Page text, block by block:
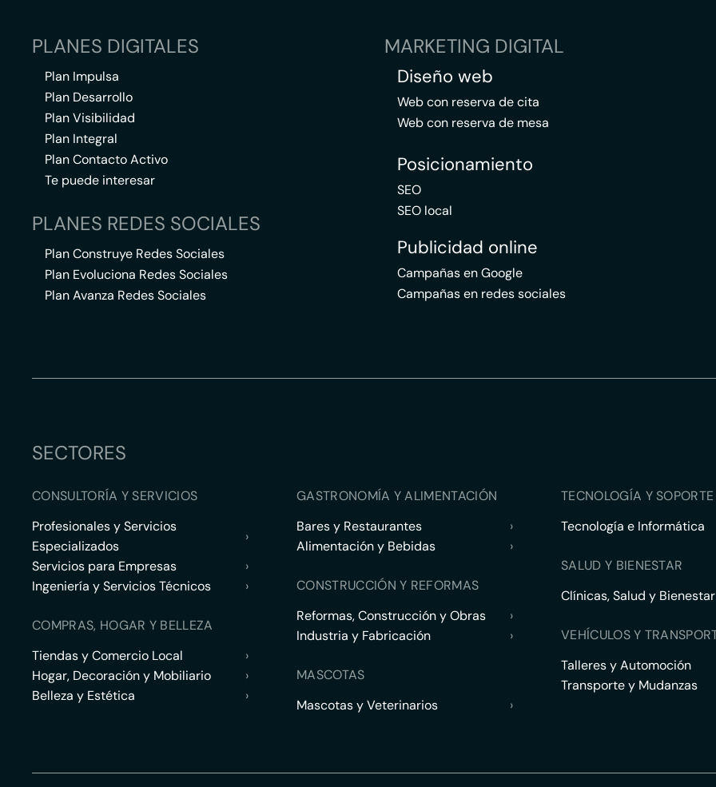
PLANES DIGITALES
Plan Impulsa
Plan Desarrollo
Plan Visibilidad
Plan Integral
Plan Contacto Activo
Te puede interesar
PLANES REDES SOCIALES
Plan Construye Redes Sociales
Plan Evoluciona Redes Sociales
Plan Avanza Redes Sociales
MARKETING DIGITAL
Diseño web
Web con reserva de cita
Web con reserva de mesa
Posicionamiento
SEO
SEO local
Publicidad online
Campañas en Google
Campañas en redes sociales
SECTORES
CONSULTORÍA Y SERVICIOS
Profesionales y Servicios
Especializados
›
Servicios para Empresas
›
Ingeniería y Servicios Técnicos
›
COMPRAS, HOGAR Y BELLEZA
Tiendas y Comercio Local
›
Hogar, Decoración y Mobiliario
›
Belleza y Estética
›
GASTRONOMÍA Y ALIMENTACIÓN
Bares y Restaurantes
›
Alimentación y Bebidas
›
CONSTRUCCIÓN Y REFORMAS
Reformas, Construcción y Obras
›
Industria y Fabricación
›
MASCOTAS
Mascotas y Veterinarios
›
TECNOLOGÍA Y
Tecnología e Informática
SALUD Y BIENESTAR
Clínicas, Salud y Bienestar
VEHÍCULOS Y
Talleres y Automoción
Transporte y Mudanzas